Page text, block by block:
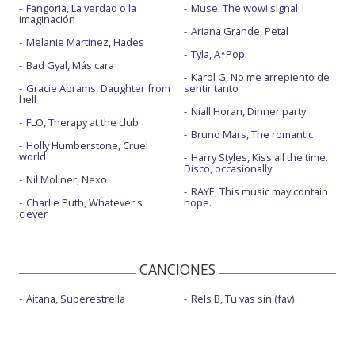
Fangoria, La verdad o la
imaginación
Melanie Martinez, Hades
Bad Gyal, Más cara
Gracie Abrams, Daughter from
hell
FLO, Therapy at the club
Holly Humberstone, Cruel
world
Nil Moliner, Nexo
Charlie Puth, Whatever's
clever
Muse, The wow! signal
Ariana Grande, Petal
Tyla, A*Pop
Karol G, No me arrepiento de
sentir tanto
Niall Horan, Dinner party
Bruno Mars, The romantic
Harry Styles, Kiss all the time.
Disco, occasionally.
RAYE, This music may contain
hope.
CANCIONES
Aitana, Superestrella Rels B, Tu vas sin (fav)